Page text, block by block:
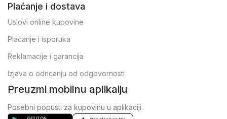
Plaćanje i dostava
Uslovi online kupovine
Plaćanje i isporuka
Reklamacije i garancija
Izjava o odricanju od odgovornosti
Preuzmi mobilnu aplikaiju
Posebni popusti za kupovinu u aplikaciji.